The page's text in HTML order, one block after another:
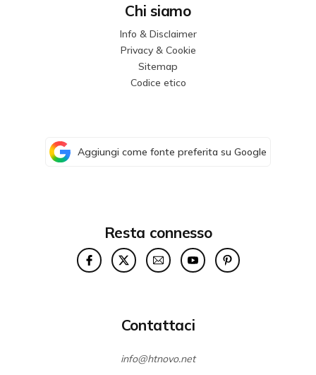
Chi siamo
Info & Disclaimer
Privacy & Cookie
Sitemap
Codice etico
Aggiungi come fonte preferita su Google
Resta connesso
Contattaci
info@htnovo.net